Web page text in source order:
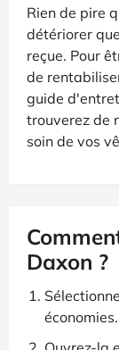
Rien de pire
détériorer
reçue. Pour
de
guide
trouverez de
soin de vos
Daxon ?
économies.